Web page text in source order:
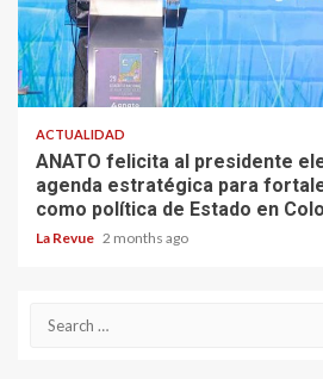
ACTUALIDAD
ANATO felicita al presidente
agenda estratégica para
como política de Estado en
La Revue 2 months ago
Search